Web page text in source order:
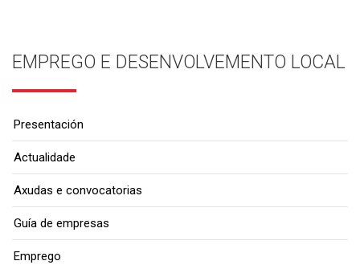
EMPREGO E DESENVOLVEMENTO LOCAL
Presentación
Actualidade
Axudas e convocatorias
Guía de empresas
Emprego